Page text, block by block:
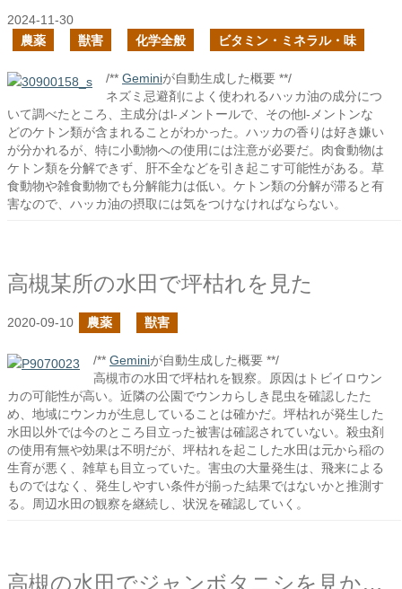
2024-11-30
農薬
獣害 化学全般 ビタミン・ミネラル・味
/** Geminiが自動生成した概要 **/
ネズミ忌避剤によく使われるハッカ油の成分につ
いて調べたところ、主成分はl-メントールで、その他l-メントンな
どのケトン類が含まれることがわかった。ハッカの香りは好き嫌い
が分かれるが、特に小動物への使用には注意が必要だ。肉食動物は
ケトン類を分解できず、肝不全などを引き起こす可能性がある。草
食動物や雑食動物でも分解能力は低い。ケトン類の分解が滞ると有
害なので、ハッカ油の摂取には気をつけなければならない。
高槻某所の水田で坪枯れを見た
2020-09-10 農薬 獣害
/** Geminiが自動生成した概要 **/
高槻市の水田で坪枯れを観察。原因はトビイロウン
カの可能性が高い。近隣の公園でウンカらしき昆虫を確認したた
め、地域にウンカが生息していることは確かだ。坪枯れが発生した
水田以外では今のところ目立った被害は確認されていない。殺虫剤
の使用有無や効果は不明だが、坪枯れを起こした水田は元から稲の
生育が悪く、雑草も目立っていた。害虫の大量発生は、飛来による
ものではなく、発生しやすい条件が揃った結果ではないかと推測す
る。周辺水田の観察を継続し、状況を確認していく。
高槻の水田でジャンボタニシを見かけた